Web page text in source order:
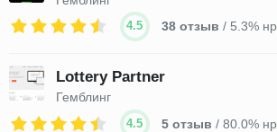
4.5 38 отзыв / 5.3%
Lottery Partner
Гемблинг
4.5 5 отзыв / 80.0%